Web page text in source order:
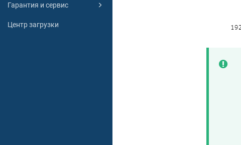
Гарантия и сервис
Центр загрузки